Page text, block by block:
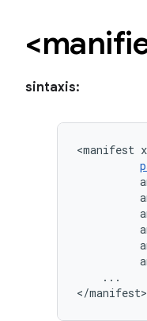
sintaxis:
<manifest
...
</manifest>